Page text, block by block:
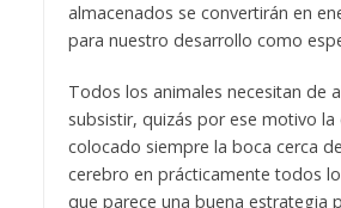
almacenados se convertirán en
para nuestro desarrollo como
Todos los animales necesitan de
subsistir, quizás por ese motivo la
colocado siempre la boca cerca
cerebro en prácticamente todos
que parece una buena estrategia